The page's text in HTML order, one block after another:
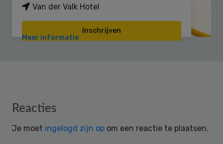
Van der Valk Hotel
Inschrijven
Meer informatie
Reader
Reacties
Je moet ingelogd zijn op om een reactie te plaatsen.